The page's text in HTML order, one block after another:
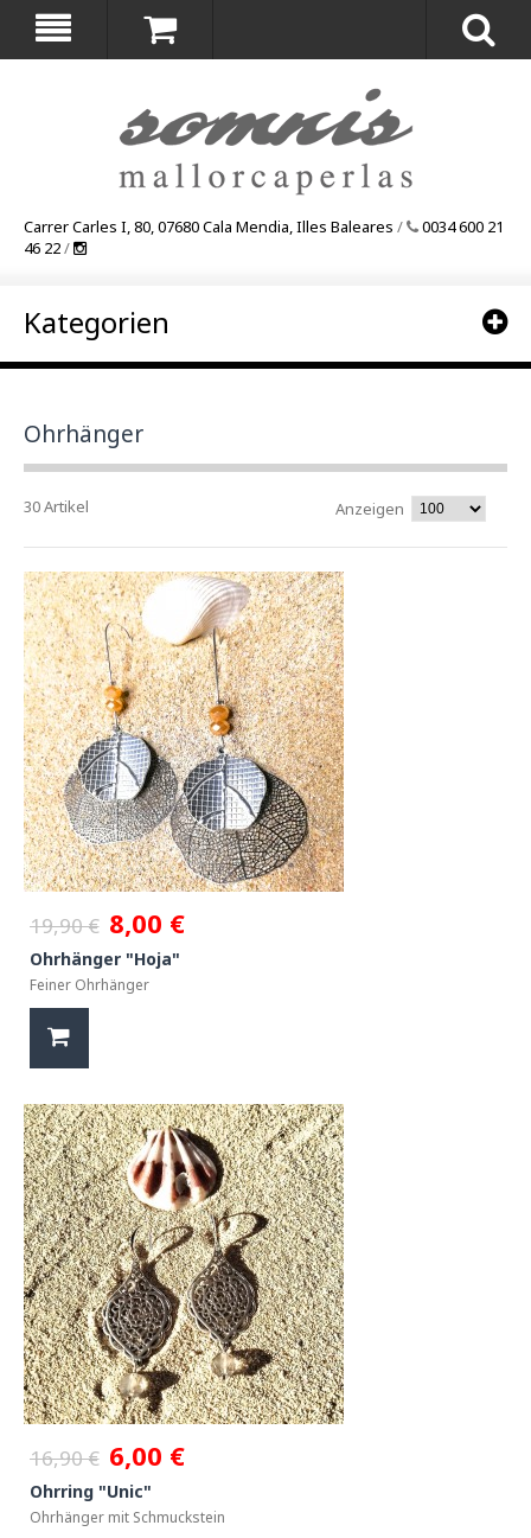
Carrer Carles I, 80, 07680 Cala Mendia, Illes Baleares /
0034 600 21
46 22/
Kategorien
Ohrhänger
30 Artikel Anzeigen
19,90 € 8,00 €
Ohrhänger "Hoja"
Feiner Ohrhänger
16,90 € 6,00 €
Ohrring "Unic"
Ohrhänger mit Schmuckstein